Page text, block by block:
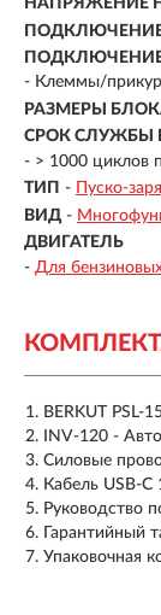
НАПРЯЖЕНИЕ
- Клеммы/
РАЗМЕРЫ
СРОК СЛУЖБЫ
- > 1000 циклов
ТИП - Пуско-
ВИД -
ДВИГАТЕЛЬ
- Для
BERKUT PSL-
INV-120 -
Cиловые
Кабель USB-
Руководство
Гарантийный
Упаковочная